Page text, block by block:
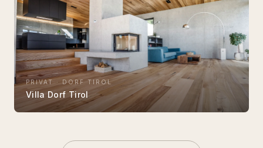
PRIVAT · DORF TIROL
Villa Dorf Tirol